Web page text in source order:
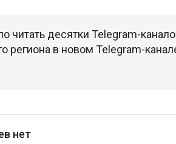
читать десятки Telegram-
региона в новом Telegram-
нет